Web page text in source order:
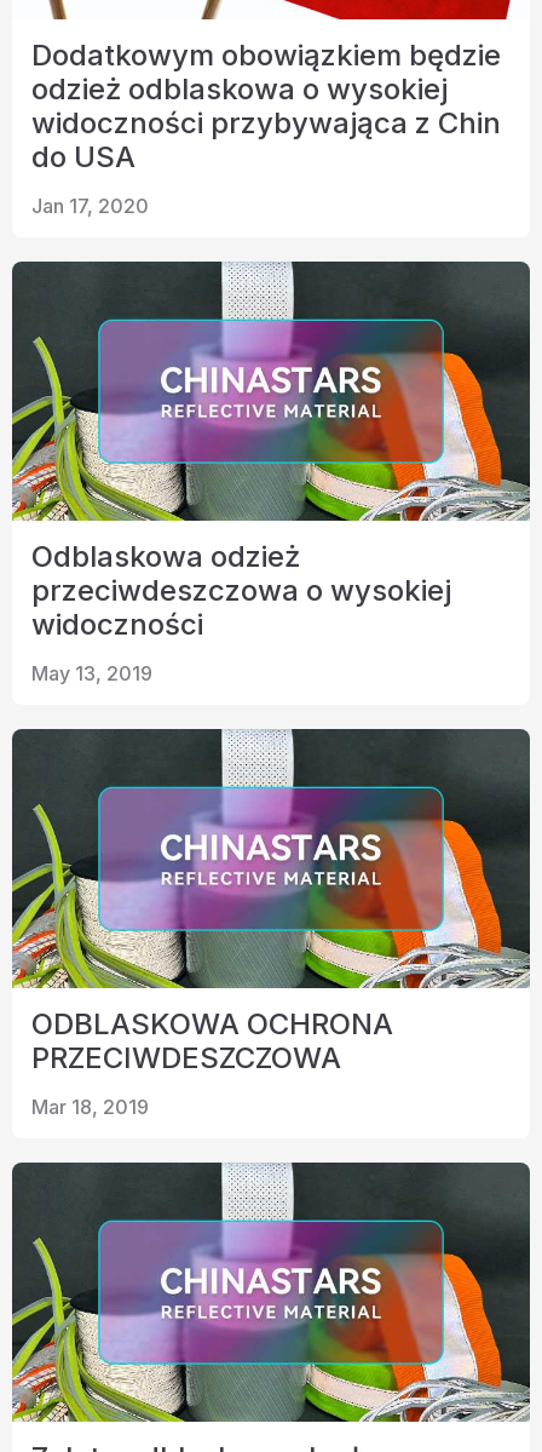
Dodatkowym obowiązkiem będzie
odzież odblaskowa o wysokiej
widoczności przybywająca z Chin
do USA
Jan 17, 2020
Odblaskowa odzież
przeciwdeszczowa o wysokiej
widoczności
May 13, 2019
ODBLASKOWA OCHRONA
PRZECIWDESZCZOWA
Mar 18, 2019